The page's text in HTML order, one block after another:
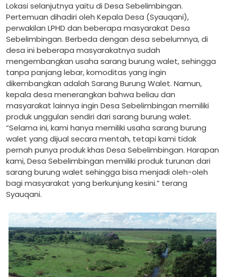
Lokasi selanjutnya yaitu di Desa Sebelimbingan.
Pertemuan dihadiri oleh Kepala Desa (Syauqani),
perwakilan LPHD dan beberapa masyarakat Desa
Sebelimbingan. Berbeda dengan desa sebelumnya, di
desa ini beberapa masyarakatnya sudah
mengembangkan usaha sarang burung walet, sehingga
tanpa panjang lebar, komoditas yang ingin
dikembangkan adalah Sarang Burung Walet. Namun,
kepala desa menerangkan bahwa beliau dan
masyarakat lainnya ingin Desa Sebelimbingan memiliki
produk unggulan sendiri dari sarang burung walet.
“Selama ini, kami hanya memiliki usaha sarang burung
walet yang dijual secara mentah, tetapi kami tidak
pernah punya produk khas Desa Sebelimbingan. Harapan
kami, Desa Sebelimbingan memiliki produk turunan dari
sarang burung walet sehingga bisa menjadi oleh-oleh
bagi masyarakat yang berkunjung kesini.” terang
Syauqani.